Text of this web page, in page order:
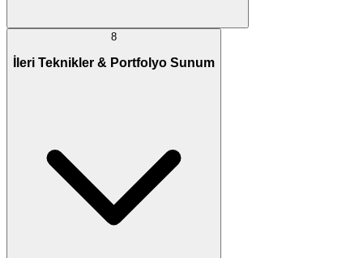
8
İleri Teknikler & Portfolyo Sunum